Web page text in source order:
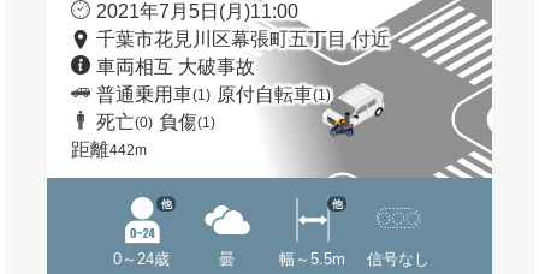
2021年7月5日(月)11:00
千葉市花見川区幕張町五丁目 付近
車両相互 大破事故
普通乗用車(1) 原付自転車(1)
死亡(0) 負傷(1)
距離442m
0～24歳
他
曇 幅～5.5m
他
信号なし